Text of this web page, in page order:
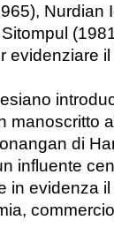
Nurdian
manoscritto
di
influente
in evidenza